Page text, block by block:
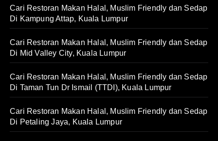
Cari Restoran Makan Halal, Muslim Friendly dan Sedap
Di Kampung Attap, Kuala Lumpur
Cari Restoran Makan Halal, Muslim Friendly dan Sedap
Di Mid Valley City, Kuala Lumpur
Cari Restoran Makan Halal, Muslim Friendly dan Sedap
Di Taman Tun Dr Ismail (TTDI), Kuala Lumpur
Cari Restoran Makan Halal, Muslim Friendly dan Sedap
Di Petaling Jaya, Kuala Lumpur